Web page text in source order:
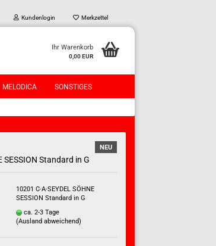
Kundenlogin Merkzettel
Ihr Warenkorb
0,00 EUR
MELODICA SONSTIGES
NEU
SESSION Standard in G
10201 C·A·SEYDEL SÖHNE
SESSION Standard in G
ca. 2-3 Tage
(Ausland abweichend)